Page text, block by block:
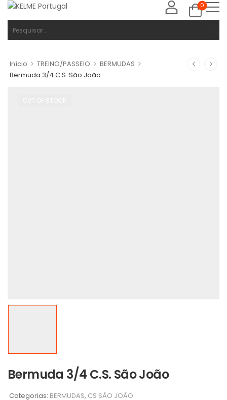
0
Início > TREINO/PASSEIO > BERMUDAS >
Bermuda 3/4 C.S. São João
Bermuda 3/4 C.S. São João
Categorias: BERMUDAS, CS SÃO JOÃO